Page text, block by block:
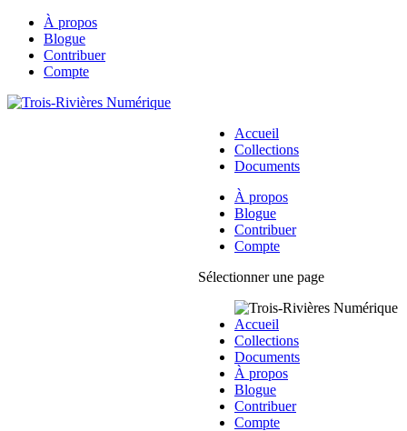
À propos
Blogue
Contribuer
Compte
Accueil
Collections
Documents
À propos
Blogue
Contribuer
Compte
Sélectionner une page
Accueil
Collections
Documents
À propos
Blogue
Contribuer
Compte